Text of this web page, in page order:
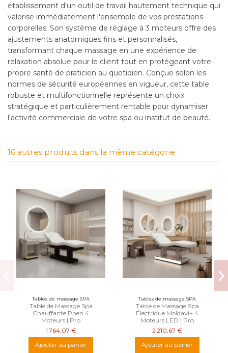
établissement d'un outil de travail hautement technique qui
valorise immédiatement l'ensemble de vos prestations
corporelles. Son système de réglage à 3 moteurs offre des
ajustements anatomiques fins et personnalisés,
transformant chaque massage en une expérience de
relaxation absolue pour le client tout en protégeant votre
propre santé de praticien au quotidien. Conçue selon les
normes de sécurité européennes en vigueur, cette table
robuste et multifonctionnelle représente un choix
stratégique et particulièrement rentable pour dynamiser
l'activité commerciale de votre spa ou institut de beauté.
16 autres produits dans la même catégorie :
Tables de massage SPA
Table de Massage Spa
Chauffante Phen 4
Moteurs | Pro
1 764,07 €
Ajouter au panier
Tables de massage SPA
Table de Massage Spa
Électrique Moldavi+ 4
Moteurs LED | Pro
2 210,67 €
Ajouter au panier